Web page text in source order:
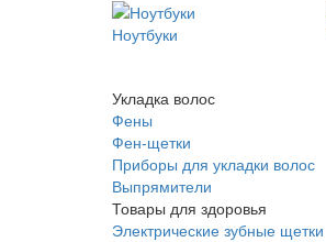
Ноутбуки
Укладка волос
Фены
Фен-щетки
Приборы для укладки волос
Выпрямители
Товары для здоровья
Электрические зубные щетки